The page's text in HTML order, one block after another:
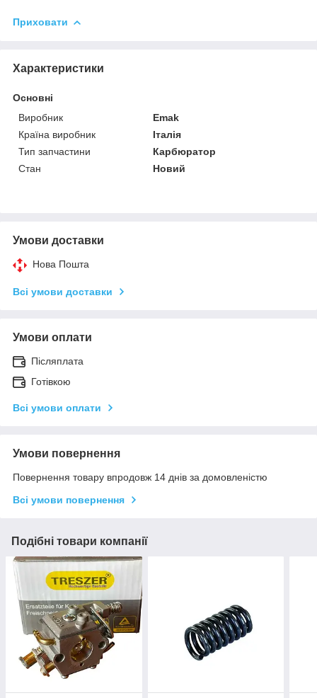
Приховати
Характеристики
Основні
Виробник
Emak
Країна виробник
Італія
Тип запчастини
Карбюратор
Стан
Новий
Умови доставки
Нова Пошта
Всі умови доставки
Умови оплати
Післяплата
Готівкою
Всі умови оплати
Умови повернення
Повернення товару впродовж 14 днів за домовленістю
Всі умови повернення
Подібні товари компанії